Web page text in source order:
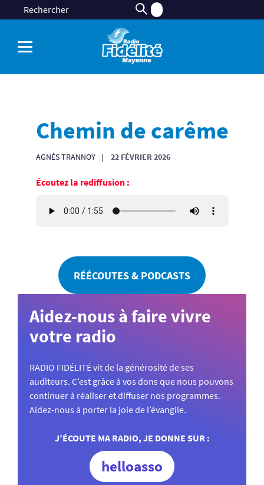
Chemin de carême
AGNÈS TRANNOY 22 FÉVRIER 2026
Écoutez la rediffusion :
RÉÉCOUTES & PODCASTS
Aidez-nous à faire vivre
votre radio
RADIO FIDÉLITÉ vit de la générosité de ses
auditeurs. C’est grâce à vos dons que nous pouvons
continuer à réaliser et diffuser nos programmes.
Aidez-nous à porter la joie de l’évangile.
J’ÉCOUTE MA RADIO, JE DONNE SUR :
helloasso